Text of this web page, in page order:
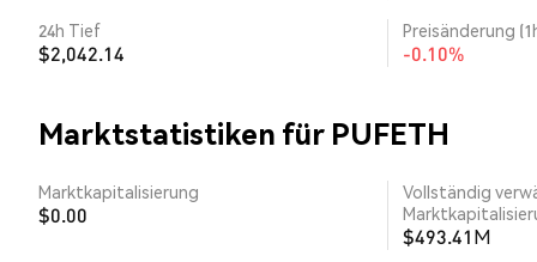
24h Tief
$2,042.14
Preisänderung
-0.10%
Marktstatistiken für PUFETH
Marktkapitalisierung
$0.00
Vollständig
$493.41M